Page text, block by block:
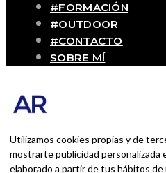
#FORMACIÓN
#OUTDOOR
#CONTACTO
SOBRE MÍ
Romero. Experiencias
con lo que hace cada
Utilizamos cookies propias y de
mostrarte publicidad personalizada
elaborado a partir de tus hábitos de